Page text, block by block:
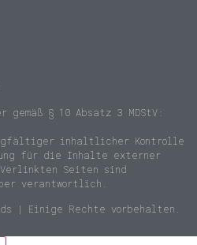
§ 10 Absatz 3 MDStV:
inhaltlicher Kontrolle
für die Inhalte externer
Seiten sind
verantwortlich.
| Einige Rechte vorbehalten.